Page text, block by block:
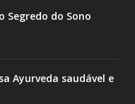
Segredo do Sono
Ayurveda saudável e